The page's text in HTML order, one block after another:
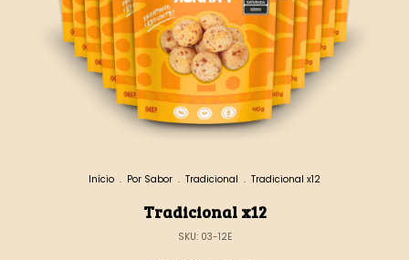
Início . Por Sabor . Tradicional . Tradicional x12
Tradicional x12
SKU: 03-12E